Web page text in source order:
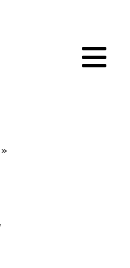
»